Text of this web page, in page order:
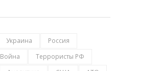
Украина
Россия
Война
Террористы РФ